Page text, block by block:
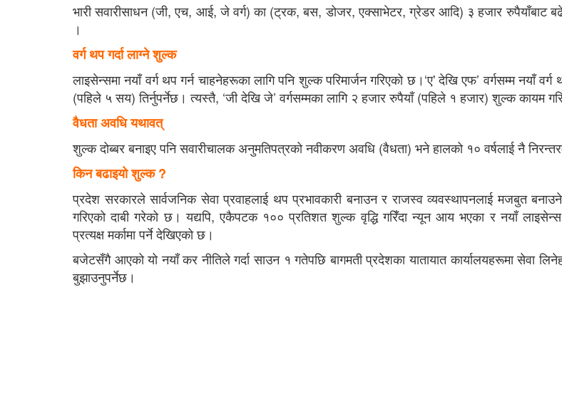
भारी सवारीसाधन (जी, एच, आई, जे वर्ग) का (ट्रक, बस, डोजर, एक्साभेटर, ग्रेडर आदि) ३ हजार रुपैयाँबाट
।
वर्ग थप गर्दा लाग्ने शुल्क
लाइसेन्समा नयाँ वर्ग थप गर्न चाहनेहरूका लागि पनि शुल्क परिमार्जन गरिएको छ।‘ए' देखि एफ’ वर्गसम्म नयाँ
(पहिले ५ सय) तिर्नुपर्नेछ। त्यस्तै, ‘जी देखि जे’ वर्गसम्मका लागि २ हजार रुपैयाँ (पहिले १ हजार) शुल्क कायम
वैधता अवधि यथावत्
शुल्क दोब्बर बनाइए पनि सवारीचालक अनुमतिपत्रको नवीकरण अवधि (वैधता) भने हालको १० वर्षलाई नै
किन बढाइयो शुल्क ?
प्रदेश सरकारले सार्वजनिक सेवा प्रवाहलाई थप प्रभावकारी बनाउन र राजस्व व्यवस्थापनलाई मजबुत
गरिएको दाबी गरेको छ। यद्यपि, एकैपटक १०० प्रतिशत शुल्क वृद्धि गरिँदा न्यून आय भएका र नयाँ
प्रत्यक्ष मर्कामा पर्ने देखिएको छ।
बजेटसँगै आएको यो नयाँ कर नीतिले गर्दा साउन १ गतेपछि बागमती प्रदेशका यातायात कार्यालयहरूमा सेवा
बुझाउनुपर्नेछ।